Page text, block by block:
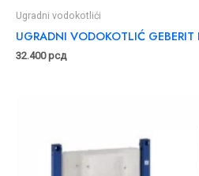
Ugradni vodokotlići
UGRADNI VODOKOTLIĆ
32.400рсд